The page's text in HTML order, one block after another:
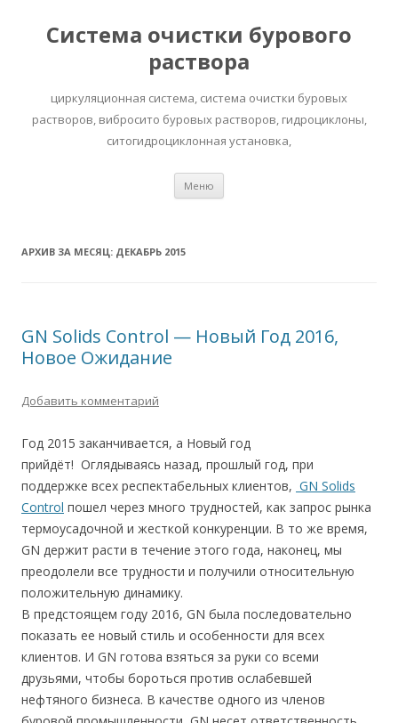
Система очистки бурового
раствора
циркуляционная система, система очистки буровых
растворов, вибросито буровых растворов, гидроциклоны,
ситогидроциклонная установка,
Меню
АРХИВ ЗА МЕСЯЦ: ДЕКАБРЬ 2015
GN Solids Control — Новый Год 2016,
Новое Ожидание
Добавить комментарий
Год 2015 заканчивается, а Новый год
прийдёт! Оглядываясь назад, прошлый год, при
поддержке всех респектабельных клиентов, GN Solids
Control пошел через много трудностей, как запрос рынка
термоусадочной и жесткой конкуренции. В то же время,
GN держит расти в течение этого года, наконец, мы
преодолели все трудности и получили относительную
положительную динамику.
В предстоящем году 2016, GN была последовательно
показать ее новый стиль и особенности для всех
клиентов. И GN готова взяться за руки со всеми
друзьями, чтобы бороться против ослабевшей
нефтяного бизнеса. В качестве одного из членов